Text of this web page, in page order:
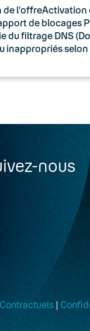
de blocages
du filtrage DNS
inappropriés
nous
|